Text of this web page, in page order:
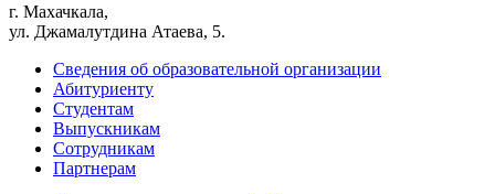
г. Махачкала,
ул. Джамалутдина Атаева, 5.
Сведения об образовательной организации
Абитуриенту
Студентам
Выпускникам
Сотрудникам
Партнерам